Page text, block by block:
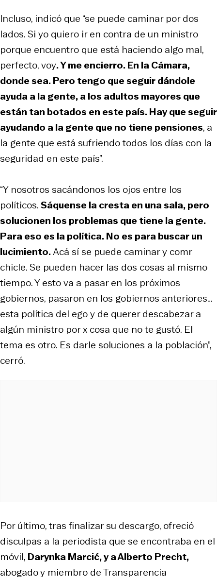
Incluso, indicó que “se puede caminar por dos
lados. Si yo quiero ir en contra de un ministro
porque encuentro que está haciendo algo mal,
perfecto, voy. Y me encierro. En la Cámara,
donde sea. Pero tengo que seguir dándole
ayuda a la gente, a los adultos mayores que
están tan botados en este país. Hay que seguir
ayudando a la gente que no tiene pensiones, a
la gente que está sufriendo todos los días con la
seguridad en este país”.
“Y nosotros sacándonos los ojos entre los
políticos.Sáquense la cresta en una sala, pero
solucionen los problemas que tiene la gente.
Para eso es la política. No es para buscar un
lucimiento.Acá sí se puede caminar y comr
chicle. Se pueden hacer las dos cosas al mismo
tiempo. Y esto va a pasar en los próximos
gobiernos, pasaron en los gobiernos anteriores…
esta política del ego y de querer descabezar a
algún ministro por x cosa que no te gustó. El
tema es otro. Es darle soluciones a la población”,
cerró.
Por último, tras finalizar su descargo, ofreció
disculpas a la periodista que se encontraba en el
móvil, Darynka Marcić, y a Alberto Precht,
abogadoy miembro de Transparencia